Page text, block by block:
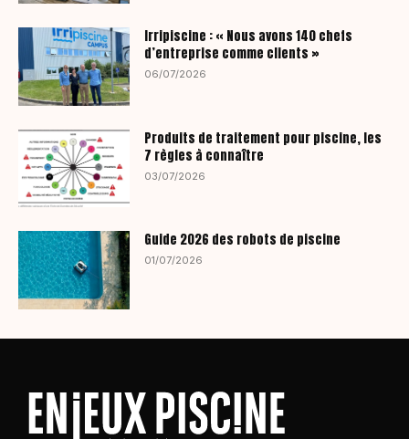
Irripiscine : « Nous avons 140 chefs
d’entreprise comme clients »
06/07/2026
Produits de traitement pour piscine, les
7 règles à connaître
03/07/2026
Guide 2026 des robots de piscine
01/07/2026